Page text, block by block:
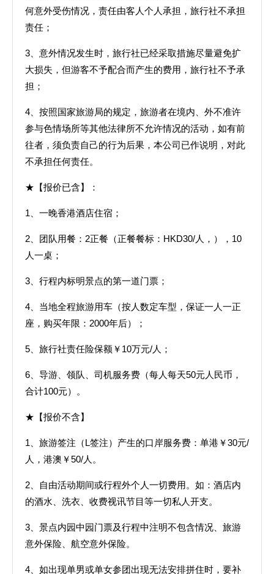
何意外受伤情况，责任由客人个人承担，旅行社不承担
责任；
3、意外情况发生时，旅行社已经采取措施尽量避免扩
大损失，但游客不予配合而产生的费用，旅行社不予承
担；
4、按照国家旅游局的规定，旅游者在境内、外不准许
参与色情场所等其他法律所不允许情况的活动，如有前
往者，须负责自己的行为后果，本公司已作说明，对此
不承担任何责任。
★【报价已含】：
1、一晚香港酒店住宿；
2、团队用餐：2正餐（正餐餐标：HKD30/人，），10
人一桌；
3、行程内标明景点的第一道门票；
4、当地全程旅游用车（按人数定车型，保证一人一正
座，购买年限：2000年后）；
5、旅行社责任险保额￥10万元/人；
6、导游、领队、司机服务费（每人每天50元人民币，
合计100元）。
★【报价不含】
1、旅游签注（L签注）产生的口岸服务费：单港￥30元/
人，港澳￥50/人。
2、自由活动期间或行程外个人一切费用。如：酒店内
的酒水、洗衣、收费视讯节目等一切私人开支。
3、景点内园中园门票及行程中注明不包含情况、旅游
意外保险、航空意外保险。
4、如出现单男或单女参团出现无法安排拼住时，要补